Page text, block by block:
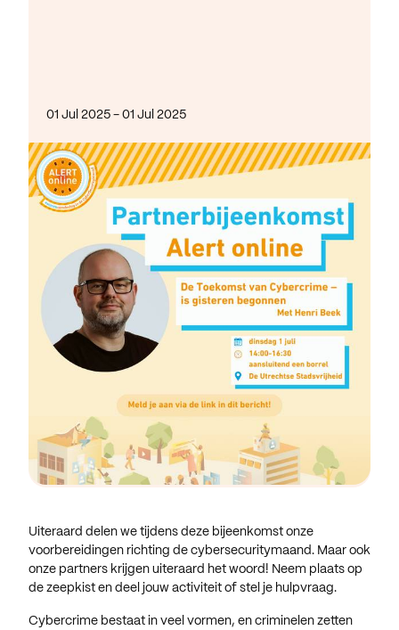
01 Jul 2025 - 01 Jul 2025
Uiteraard delen we tijdens deze bijeenkomst onze
voorbereidingen richting de cybersecuritymaand. Maar ook
onze partners krijgen uiteraard het woord! Neem plaats op
de zeepkist en deel jouw activiteit of stel je hulpvraag.
Cybercrime bestaat in veel vormen, en criminelen zetten